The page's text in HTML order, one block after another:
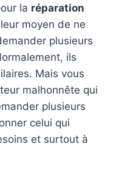
la réparation
moyen de ne
plusieurs
ils
Mais vous
malhonnête qui
plusieurs
celui qui
et surtout à